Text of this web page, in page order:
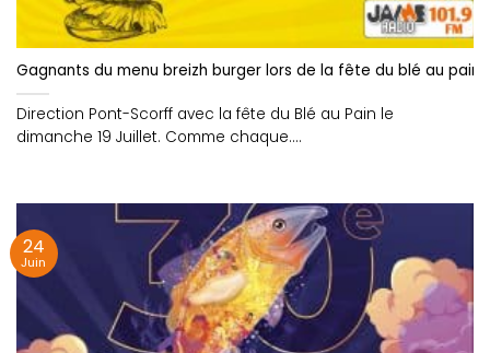
Gagnants du menu breizh burger lors de la fête du blé au pain !
Direction Pont-Scorff avec la fête du Blé au Pain le
dimanche 19 Juillet. Comme chaque....
24
Juin